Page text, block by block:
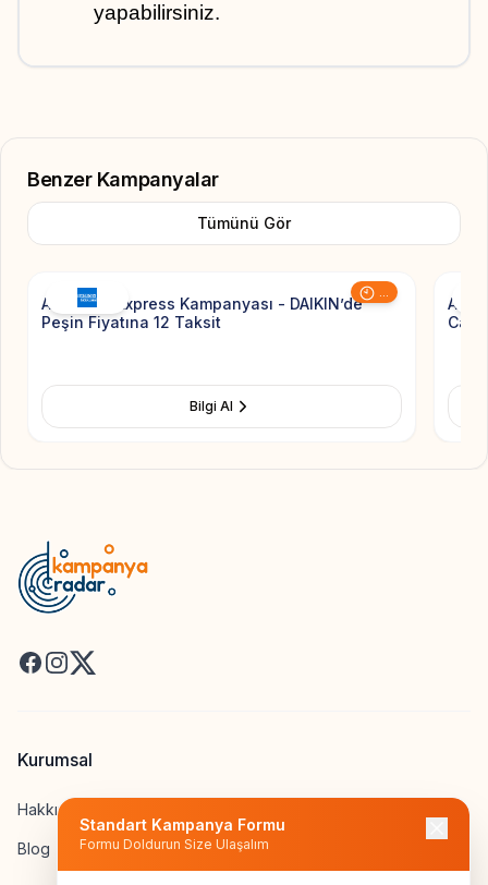
yapabilirsiniz.
Benzer Kampanyalar
Tümünü Gör
...
Add to
American Express Kampanyası - DAIKIN’de
Peşin Fiyatına 12 Taksit
Bilgi Al
Standart Kampanya Formu
Formu Doldurun Size Ulaşalım
Facebook
Instagram
X
Kurumsal
Hakkımızda
Blog